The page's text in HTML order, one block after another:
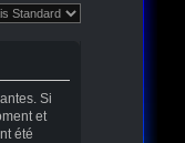
Si
et
été